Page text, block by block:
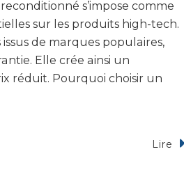
s’impose comme
sur les produits high-tech.
de marques populaires,
Elle crée ainsi un
réduit. Pourquoi choisir un
Lire